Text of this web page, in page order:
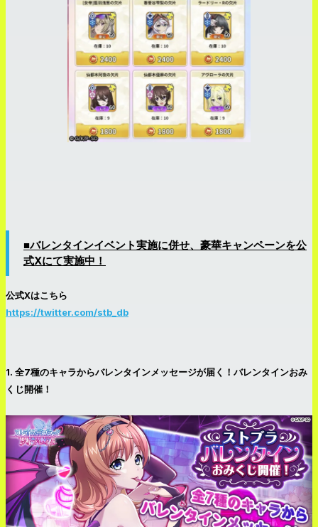
■バレンタインイベント実施に併せ、豪華キャンペーンを公
式Xにて実施中！
公式Xはこちら
https://twitter.com/stb_db
1. 全7種のキャラからバレンタインメッセージが届く！バレンタインおみ
くじ開催！